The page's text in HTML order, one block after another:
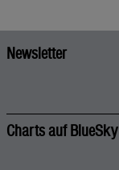
Newsletter
Charts auf BlueSky